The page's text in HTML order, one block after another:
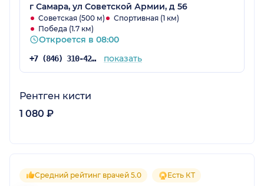
г Самара, ул Советской Армии, д 56
Советская (500 м)
Спортивная (1 км)
Победа (1.7 км)
Откроется в 08:00
+7 (846) 310-42-00 показать
Рентген кисти
1 080 ₽
Средний рейтинг врачей 5.0 Есть КТ